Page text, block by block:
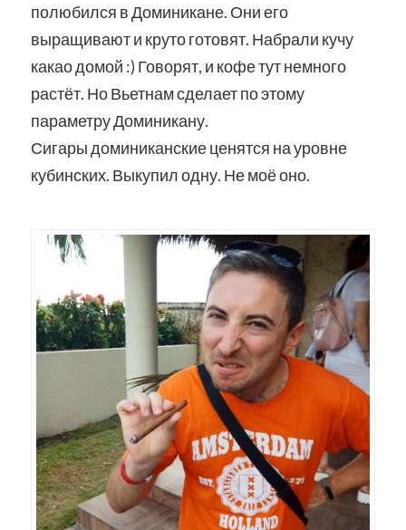
полюбился в Доминикане. Они его
выращивают и круто готовят. Набрали кучу
какао домой :) Говорят, и кофе тут немного
растёт. Но Вьетнам сделает по этому
параметру Доминикану.
Сигары доминиканские ценятся на уровне
кубинских. Выкупил одну. Не моё оно.